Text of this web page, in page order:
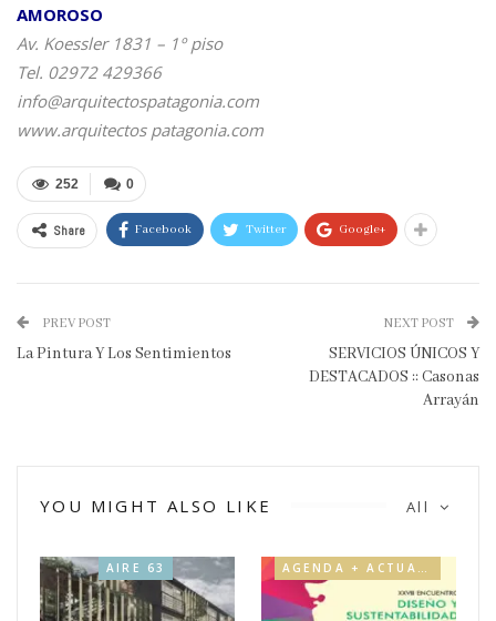
AMOROSO
Av. Koessler 1831 – 1º piso
Tel. 02972 429366
info@arquitectospatagonia.com
www.arquitectos patagonia.com
0
252
Share Facebook Twitter Google+
PREV POST
La Pintura Y Los Sentimientos
NEXT POST
SERVICIOS ÚNICOS Y
DESTACADOS :: Casonas
Arrayán
All
YOU MIGHT ALSO LIKE
AIRE 63 AGENDA + ACTUALIDAD